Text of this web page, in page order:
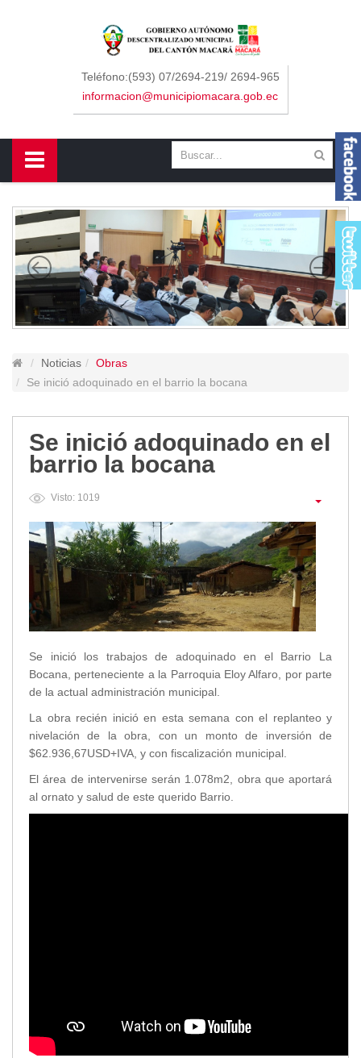
Teléfono:(593) 07/2694-219/ 2694-965
informacion@municipiomacara.gob.ec
Noticias
Obras
Se inició adoquinado en el barrio la bocana
Se inició adoquinado en el
barrio la bocana
Visto: 1019
Se inició los trabajos de adoquinado en el Barrio La
Bocana, perteneciente a la Parroquia Eloy Alfaro, por parte
de la actual administración municipal.
La obra recién inició en esta semana con el replanteo y
nivelación de la obra, con un monto de inversión de
$62.936,67USD+IVA, y con fiscalización municipal.
El área de intervenirse serán 1.078m2, obra que aportará
al ornato y salud de este querido Barrio.
Sidebar Menu
Concejo
Departamentos
Contáctenos
Macará
Cantón
Himno a Macará
Símbolos Patrios
Gastronomía
Lugares Turísticos
Balnearios
Petroglifos
Numbiaranga
Noticias
Obras
Asambleas
Convenios
Eventos
Comunicados e Invitaciones
Reuniones
Deportes
Social
Transparencia
GAD Macará
2026